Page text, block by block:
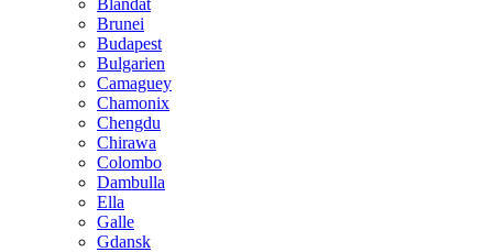
Blandat
Brunei
Budapest
Bulgarien
Camaguey
Chamonix
Chengdu
Chirawa
Colombo
Dambulla
Ella
Galle
Gdansk